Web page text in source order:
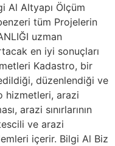
Al Altyapı Ölçüm
tüm Projelerin
uzman
en iyi sonuçları
Kadastro, bir
düzenlendiği ve
hizmetleri, arazi
arazi sınırlarının
ve arazi
içerir. Bilgi Al Biz